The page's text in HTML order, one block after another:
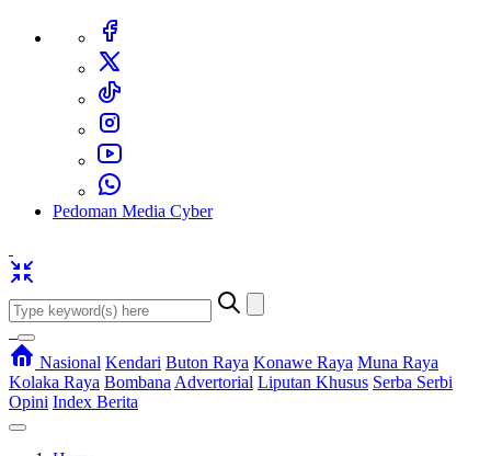
Pedoman Media Cyber
Nasional Kendari Buton Raya Konawe Raya Muna Raya
Kolaka Raya Bombana Advertorial Liputan Khusus Serba Serbi
Opini Index Berita